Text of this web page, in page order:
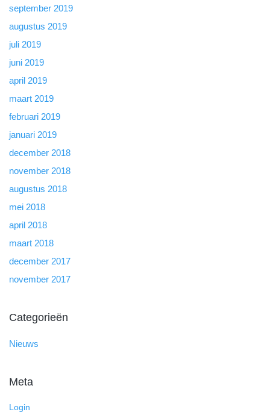
september 2019
augustus 2019
juli 2019
juni 2019
april 2019
maart 2019
februari 2019
januari 2019
december 2018
november 2018
augustus 2018
mei 2018
april 2018
maart 2018
december 2017
november 2017
Categorieën
Nieuws
Meta
Login